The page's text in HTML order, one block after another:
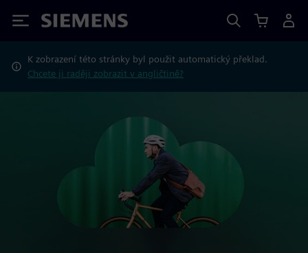
Siemens
K zobrazení této stránky byl použit automatický překlad.
Chcete ji raději zobrazit v angličtině?